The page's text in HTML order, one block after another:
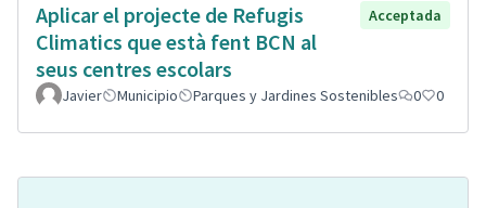
Aplicar el projecte de Refugis
Climatics que està fent BCN al
seus centres escolars
Acceptada
Javier Municipio Parques y Jardines Sostenibles 0 0